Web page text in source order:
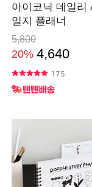
아이코닉 데일리 A5
일지 플래너
5,800
20% 4,640
175